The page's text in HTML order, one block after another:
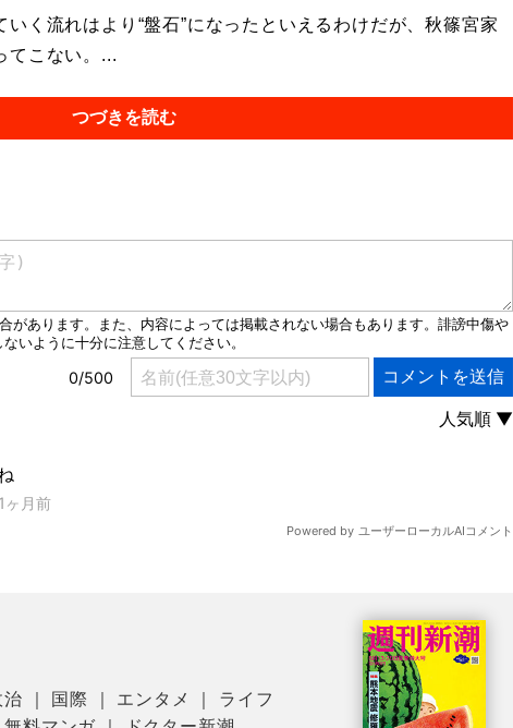
く流れはより“盤石”になったといえるわけだが、秋篠宮家
てこない。...
つづきを読む
治 国際 エンタメ
ライフ